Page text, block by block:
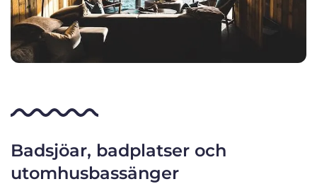
Badsjöar, badplatser och
utomhusbassänger